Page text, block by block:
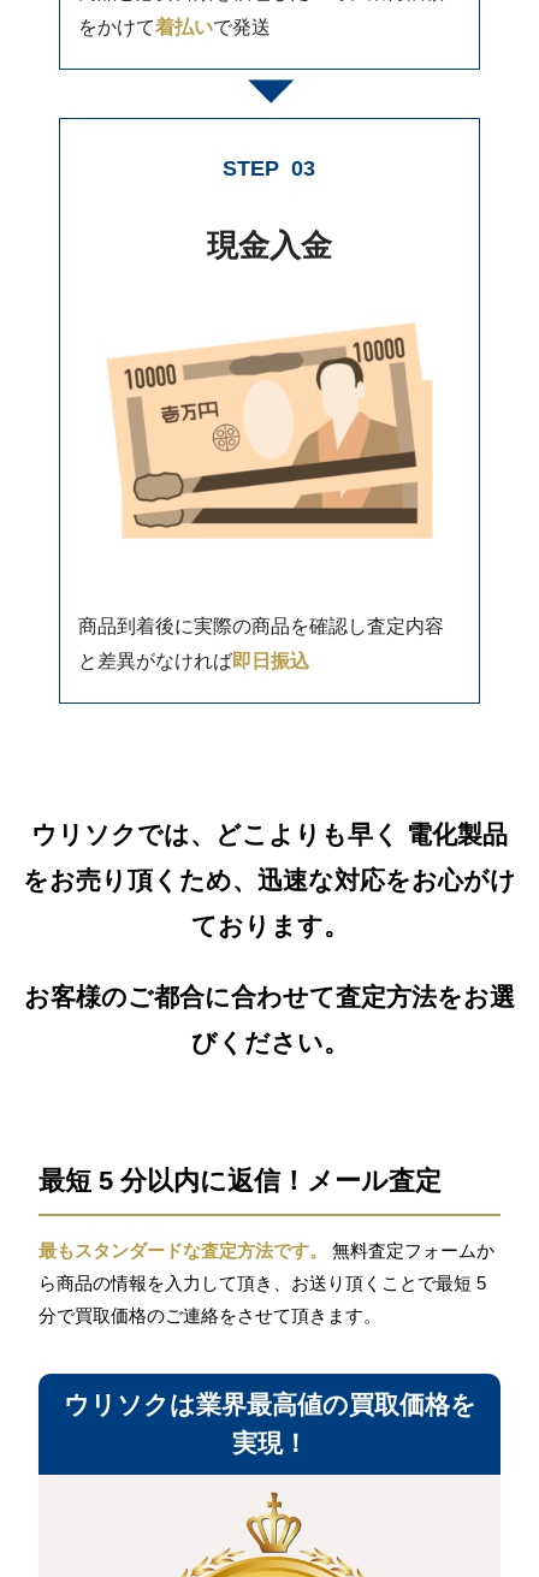
をかけて着払いで発送
STEP 03
現金入金
商品到着後に実際の商品を確認し査定内容
と差異がなければ即日振込
ウリソクでは、どこよりも早く 電化製品
をお売り頂くため、迅速な対応をお心がけ
ております。
お客様のご都合に合わせて査定方法をお選
びください。
最短 5 分以内に返信！メール査定
最もスタンダードな査定方法です。
無料査定フォームか
ら商品の情報を入力して頂き、お送り頂くことで最短 5
分で買取価格のご連絡をさせて頂きます。
ウリソクは業界最高値の買取価格を
実現！